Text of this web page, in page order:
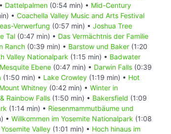
Dattelpalmen (0:54 min) • Mid-Century
• Coachella Valley Music and Arts Festival
Verwerfung (0:57 min) • Joshua Tree
Tal (0:47 min) • Das Vermächtnis der Familie
Ranch (0:39 min) • Barstow und Baker (1:20
Valley Nationalpark (1:15 min) • Badwater
Ebene (0:47 min) • Darwin Falls (0:39
(1:50 min) • Lake Crowley (1:19 min) • Hot
Mount Whitney (0:42 min) • Winter in
Rainbow Falls (1:50 min) • Bakersfield (1:09
(1:14 min) • Riesenmammutbäume und
• Willkommen im Yosemite Nationalpark (1:08
Valley (1:01 min) • Hoch hinaus im